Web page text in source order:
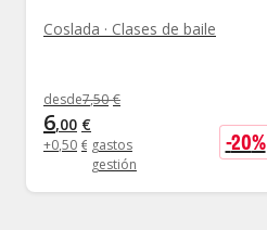
Coslada · Clases de baile
desde7,50 €
6,00 €
+0,50 € gastos
gestión
-20%